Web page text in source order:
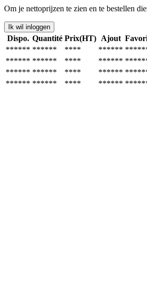
Om je nettoprijzen te zien en te bestellen
Ik wil inloggen
Dispo. Quantité Prix(HT) Ajout
****** ****** **** ******
****** ****** **** ******
****** ****** **** ******
****** ****** **** ******